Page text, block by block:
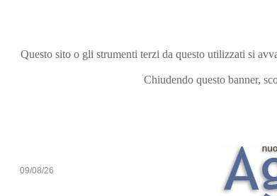
Questo sito o gli strumenti terzi da questo utilizzati si
Chiudendo questo banner,
09/08/26